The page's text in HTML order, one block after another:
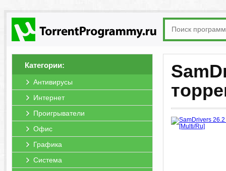
Категории:
Антивирусы
Интернет
Проигрыватели
Офис
Графика
Система